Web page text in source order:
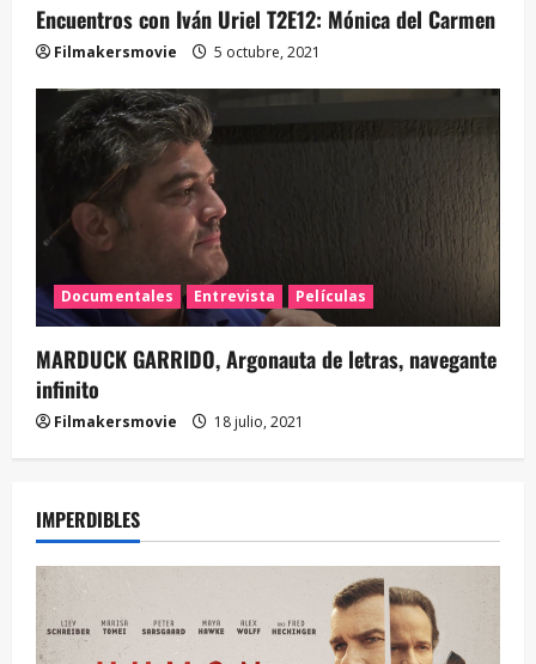
Encuentros con Iván Uriel T2E12: Mónica del Carmen
Filmakersmovie 5 octubre, 2021
Documentales Entrevista Películas
MARDUCK GARRIDO, Argonauta de letras, navegante
infinito
Filmakersmovie 18 julio, 2021
IMPERDIBLES